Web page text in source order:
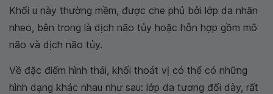
Khối u này thường mềm, được che phủ bởi lớp da nhăn
nheo, bên trong là dịch não tủy hoặc hỗn hợp gồm mô
não và dịch não tủy.
Về đặc điểm hình thái, khối thoát vị có thể có những
hình dạng khác nhau như sau: lớp da tương đối dày, rất